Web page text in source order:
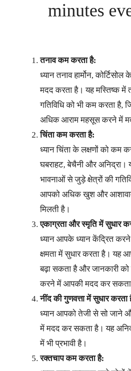
minutes
तनाव कम करता है:
ध्यान तनाव हार्मोन,
मदद करता है। यह मस्तिष्क में
गतिविधि को भी कम करता
अधिक आराम महसूस करने में
चिंता कम करता है:
ध्यान चिंता के लक्षणों को कम
घबराहट, बेचैनी और अनिद्रा।
भावनाओं से जुड़े क्षेत्रों की
आपको अधिक खुश और
मिलती है।
एकाग्रता और स्मृति में सुधार
ध्यान आपके ध्यान केंद्रित
क्षमता में सुधार करता है। यह
बढ़ा सकता है और जानकारी को
करने में आपकी मदद कर
नींद की गुणवत्ता में सुधार करता
ध्यान आपको तेजी से सो जाने
में मदद कर सकता है। यह
में भी प्रभावी है।
रक्तचाप कम करता है: